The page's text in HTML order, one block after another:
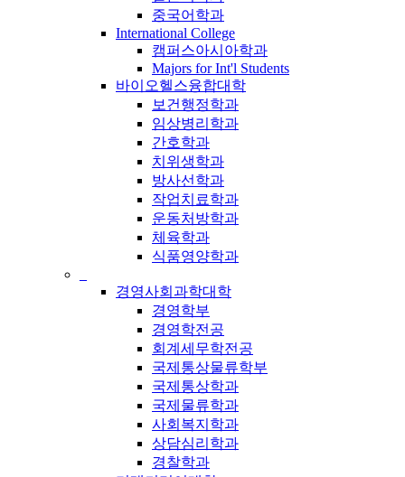
중국어학과
International College
캠퍼스아시아학과
Majors for Int'l Students
바이오헬스융합대학
보건행정학과
임상병리학과
간호학과
치위생학과
방사선학과
작업치료학과
운동처방학과
체육학과
식품영양학과
경영사회과학대학
경영학부
경영학전공
회계세무학전공
국제통상물류학부
국제통상학과
국제물류학과
사회복지학과
상담심리학과
경찰학과